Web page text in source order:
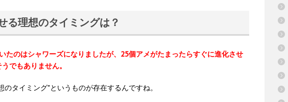
る理想のタイミングは？
たのはシャワーズになりましたが、25個アメがたまったらすぐに進化させ
でもありません。
タイミング"というものが存在するんですね。